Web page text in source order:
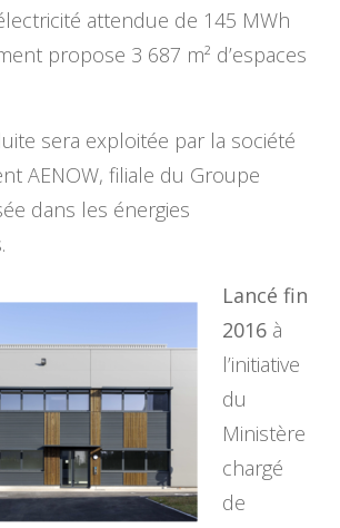
attendue de 145 MWh
propose 3 687 m² d’espaces
sera exploitée par la société
AENOW, filiale du Groupe
dans les énergies
Lancé fin
2016à
l’initiative
du
Ministère
chargé
de